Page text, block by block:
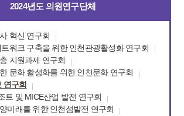
2024년도 의원연구단체
혁신 연구회
워크 구축을 위한 인천관광활성화 연구회
지원과제 연구회
문화 활성화를 위한 인천문화 연구회
연구회
트 및 MICE산업 발전 연구회
미래를 위한 인천섬발전 연구회